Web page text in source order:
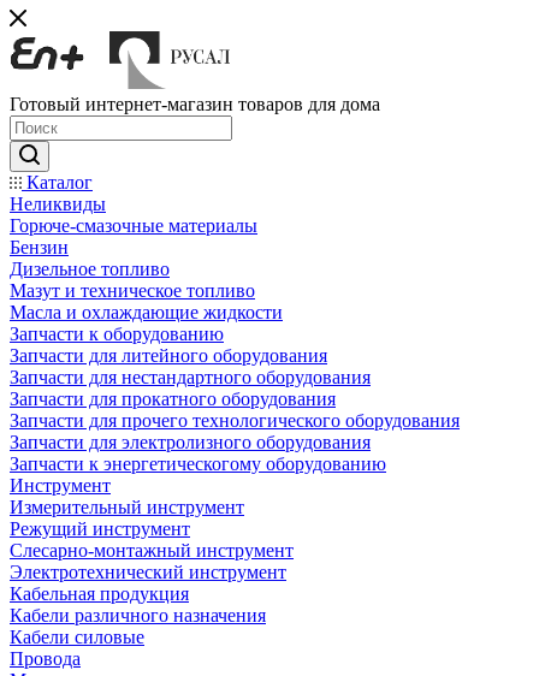
Готовый интернет-магазин товаров для дома
Каталог
Неликвиды
Горюче-смазочные материалы
Бензин
Дизельное топливо
Мазут и техническое топливо
Масла и охлаждающие жидкости
Запчасти к оборудованию
Запчасти для литейного оборудования
Запчасти для нестандартного оборудования
Запчасти для прокатного оборудования
Запчасти для прочего технологического оборудования
Запчасти для электролизного оборудования
Запчасти к энергетическогому оборудованию
Инструмент
Измерительный инструмент
Режущий инструмент
Слесарно-монтажный инструмент
Электротехнический инструмент
Кабельная продукция
Кабели различного назначения
Кабели силовые
Провода